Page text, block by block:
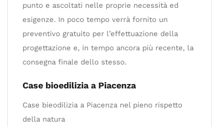
punto e ascoltati nelle proprie necessità ed
esigenze. In poco tempo verrà fornito un
preventivo gratuito per l’effettuazione della
progettazione e, in tempo ancora più recente, la
consegna finale dello stesso.
Case bioedilizia a Piacenza
Case bieodilizia a Piacenza nel pieno rispetto
della natura